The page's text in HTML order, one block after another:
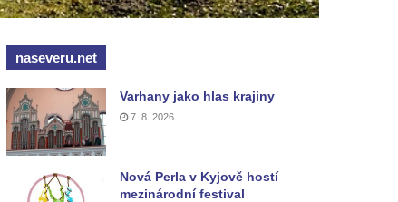
naseveru.net
Varhany jako hlas krajiny
7. 8. 2026
Nová Perla v Kyjově hostí
mezinárodní festival